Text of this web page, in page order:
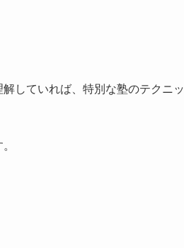
していれば、特別な塾のテクニッ